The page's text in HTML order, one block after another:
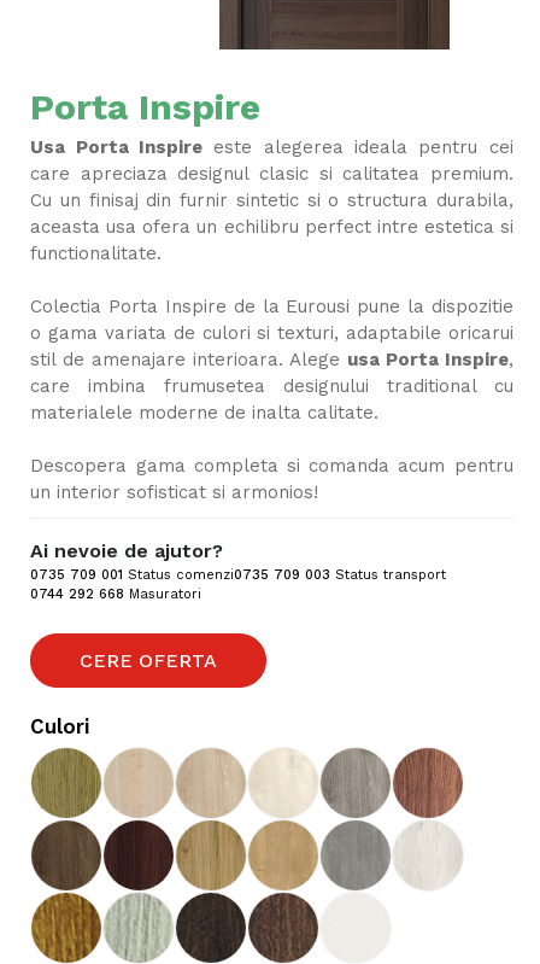
Porta Inspire
Usa Porta Inspire este alegerea ideala pentru cei
care apreciaza designul clasic si calitatea premium.
Cu un finisaj din furnir sintetic si o structura durabila,
aceasta usa ofera un echilibru perfect intre estetica si
functionalitate.
Colectia Porta Inspire de la Eurousi pune la dispozitie
o gama variata de culori si texturi, adaptabile oricarui
stil de amenajare interioara. Alege usa Porta Inspire,
care imbina frumusetea designului traditional cu
materialele moderne de inalta calitate.
Descopera gama completa si comanda acum pentru
un interior sofisticat si armonios!
Ai nevoie de ajutor?
0735 709 001 Status comenzi0735 709 003 Status transport
0744 292 668 Masuratori
CERE OFERTA
Culori